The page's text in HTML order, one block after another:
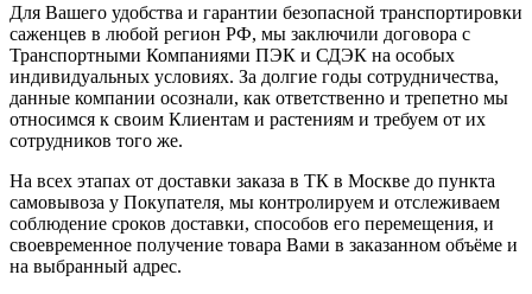
Для Вашего удобства и гарантии безопасной транспортировки
саженцев в любой регион РФ, мы заключили договора с
Транспортными Компаниями ПЭК и СДЭК на особых
индивидуальных условиях. За долгие годы сотрудничества,
данные компании осознали, как ответственно и трепетно мы
относимся к своим Клиентам и растениям и требуем от их
сотрудников того же.
На всех этапах от доставки заказа в ТК в Москве до пункта
самовывоза у Покупателя, мы контролируем и отслеживаем
соблюдение сроков доставки, способов его перемещения, и
своевременное получение товара Вами в заказанном объёме и
на выбранный адрес.